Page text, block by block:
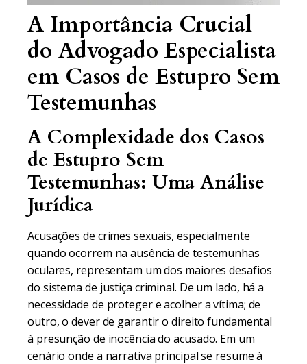
A Importância Crucial
do Advogado Especialista
em Casos de Estupro Sem
Testemunhas
A Complexidade dos Casos
de Estupro Sem
Testemunhas: Uma Análise
Jurídica
Acusações de crimes sexuais, especialmente
quando ocorrem na ausência de testemunhas
oculares, representam um dos maiores desafios
do sistema de justiça criminal. De um lado, há a
necessidade de proteger e acolher a vítima; de
outro, o dever de garantir o direito fundamental
à presunção de inocência do acusado. Em um
cenário onde a narrativa principal se resume à